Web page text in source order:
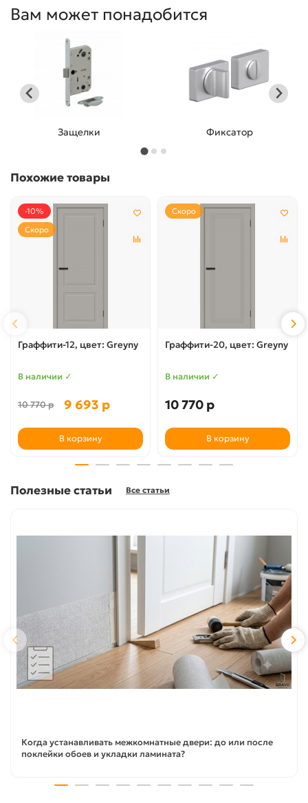
Вам может понадобится
Защелки Фиксатор
Похожие товары
-10%
Скоро
Граффити-12, цвет: Greyny
В наличии ✓
10 770 р 9 693 р
В корзину
Скоро
Граффити-20, цвет: Greyny
В наличии ✓
10 770 р
В корзину
Полезные статьи Все статьи
Когда устанавливать межкомнатные двери: до или после
поклейки обоев и укладки ламината?